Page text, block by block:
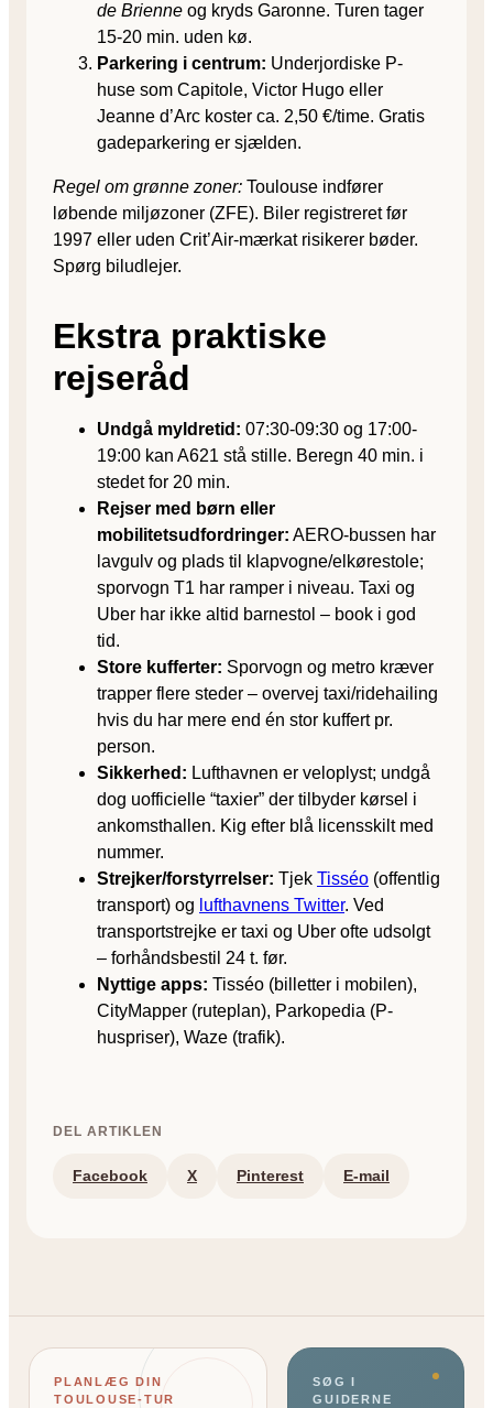
de Brienne og kryds Garonne. Turen tager
15-20 min. uden kø.
Parkering i centrum: Underjordiske P-
huse som Capitole, Victor Hugo eller
Jeanne d’Arc koster ca. 2,50 €/time. Gratis
gadeparkering er sjælden.
Regel om grønne zoner: Toulouse indfører
løbende miljøzoner (ZFE). Biler registreret før
1997 eller uden Crit’Air-mærkat risikerer bøder.
Spørg biludlejer.
Ekstra praktiske
rejseråd
Undgå myldretid: 07:30-09:30 og 17:00-
19:00 kan A621 stå stille. Beregn 40 min. i
stedet for 20 min.
Rejser med børn eller
mobilitetsudfordringer: AERO-bussen har
lavgulv og plads til klapvogne/elkørestole;
sporvogn T1 har ramper i niveau. Taxi og
Uber har ikke altid barnestol – book i god
tid.
Store kufferter: Sporvogn og metro kræver
trapper flere steder – overvej taxi/ridehailing
hvis du har mere end én stor kuffert pr.
person.
Sikkerhed: Lufthavnen er veloplyst; undgå
dog uofficielle “taxier” der tilbyder kørsel i
ankomsthallen. Kig efter blå licensskilt med
nummer.
Strejker/forstyrrelser: Tjek Tisséo (offentlig
transport) og lufthavnens Twitter. Ved
transportstrejke er taxi og Uber ofte udsolgt
– forhåndsbestil 24 t. før.
Nyttige apps: Tisséo (billetter i mobilen),
CityMapper (ruteplan), Parkopedia (P-
huspriser), Waze (trafik).
DEL ARTIKLEN
Facebook X Pinterest E-mail
PLANLÆG DIN
TOULOUSE-TUR
SØG I
GUIDERNE